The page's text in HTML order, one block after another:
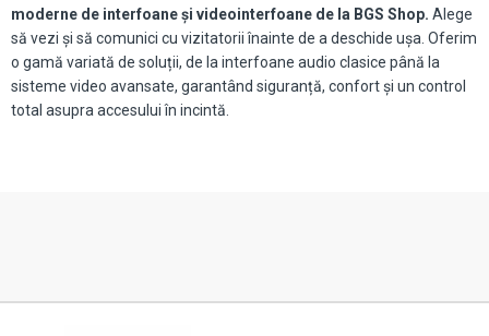
moderne de interfoane și videointerfoane de la BGS Shop. Alege
să vezi și să comunici cu vizitatorii înainte de a deschide ușa. Oferim
o gamă variată de soluții, de la interfoane audio clasice până la
sisteme video avansate, garantând siguranță, confort și un control
total asupra accesului în incintă.